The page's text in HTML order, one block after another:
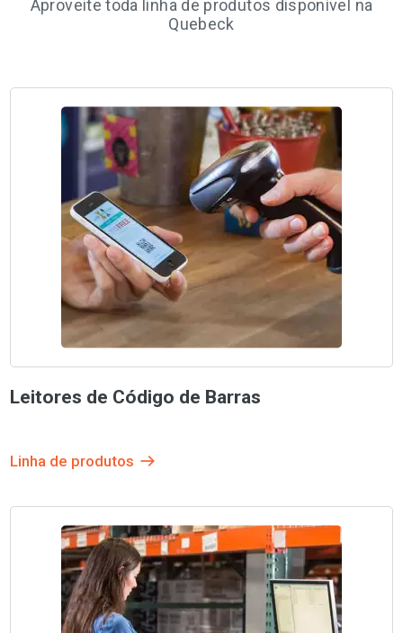
Aproveite toda linha de produtos disponível na
Quebeck
Leitores de Código de Barras
Linha de produtos